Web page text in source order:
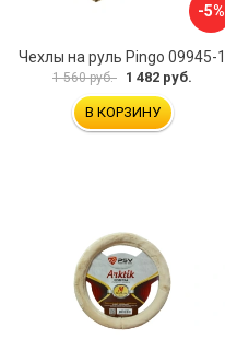
-5%
Чехлы на руль Pingo 09945-1
1 560 руб. 1 482 руб.
В КОРЗИНУ